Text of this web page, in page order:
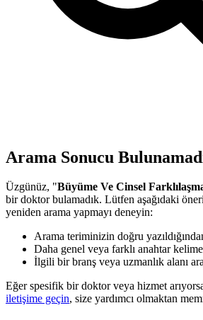
Arama Sonucu
Üzgünüz, "Büyüme Ve Cinsel
bir doktor bulamadık. Lütfen aşağıdaki
yeniden arama yapmayı deneyin:
Arama teriminizin doğru
Daha genel veya farklı anahtar
İlgili bir branş veya uzmanlık alanı
Eğer spesifik bir doktor veya hizmet
iletişime geçin, size yardımcı olmaktan